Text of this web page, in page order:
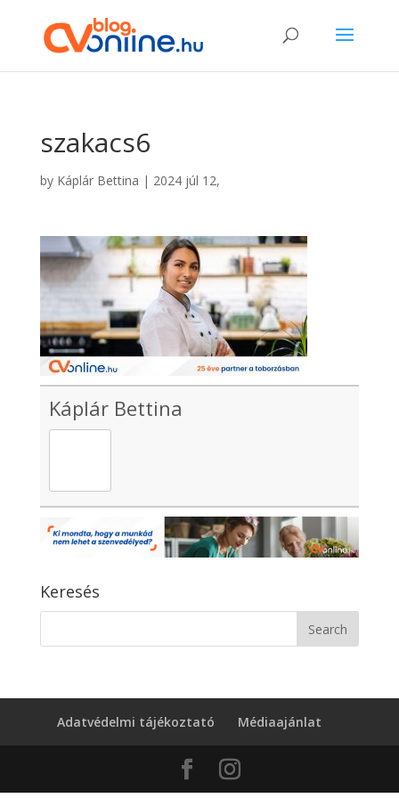
szakacs6
by Káplár Bettina | 2024 júl 12,
Káplár Bettina
Keresés
Adatvédelmi tájékoztató Médiaajánlat